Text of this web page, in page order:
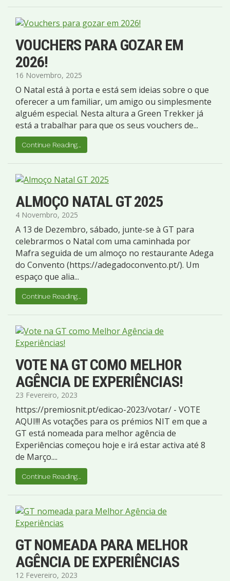
VOUCHERS PARA GOZAR EM
2026!
16 Novembro, 2025
O Natal está à porta e está sem ideias sobre o que
oferecer a um familiar, um amigo ou simplesmente
alguém especial. Nesta altura a Green Trekker já
está a trabalhar para que os seus vouchers de...
Continue Reading...
ALMOÇO NATAL GT 2025
4 Novembro, 2025
A 13 de Dezembro, sábado, junte-se à GT para
celebrarmos o Natal com uma caminhada por
Mafra seguida de um almoço no restaurante Adega
do Convento (https://adegadoconvento.pt/). Um
espaço que alia...
Continue Reading...
VOTE NA GT COMO MELHOR
AGÊNCIA DE EXPERIÊNCIAS!
23 Fevereiro, 2023
https://premiosnit.pt/edicao-2023/votar/ - VOTE
AQUI!!! As votações para os prémios NIT em que a
GT está nomeada para melhor agência de
Experiências começou hoje e irá estar activa até 8
de Março....
Continue Reading...
GT NOMEADA PARA MELHOR
AGÊNCIA DE EXPERIÊNCIAS
12 Fevereiro, 2023